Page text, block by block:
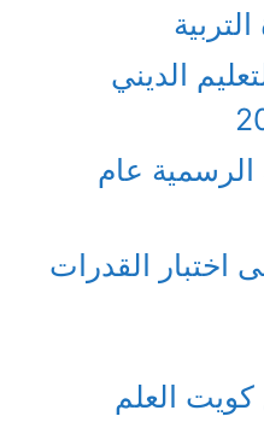
الديني
الرسمية عام
اختبار القدرات
العلم